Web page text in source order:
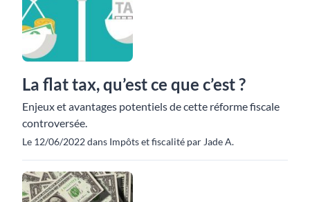
La flat tax, qu’est ce que c’est ?
Enjeux et avantages potentiels de cette réforme fiscale
controversée.
Le 12/06/2022 dans Impôts et fiscalité par Jade A.